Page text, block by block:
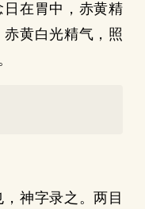
在胃中，赤黄精
黄白光精气，照
神字录之。两目